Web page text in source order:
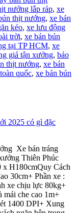
nướng lắp ráp, xe
thịt nướng, xe bán
kéo, xe lưu động
trời, xe bán bún
tại TP HCM, xe
giá tận xưởng, báo
thịt nướng, xe bán
quốc, xe bán bún
Xe bán tráng
Thiên Phúc
H180cmQuy Cách
30cm+ Phần xe :
xe chịu lực 80kg+
mái che cao 1m+
1400 DPI+ Xung